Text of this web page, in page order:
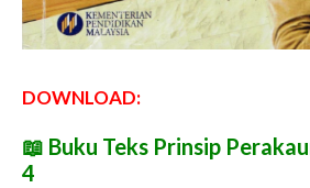
DOWNLOAD:
📖 Buku Teks Prinsip
4